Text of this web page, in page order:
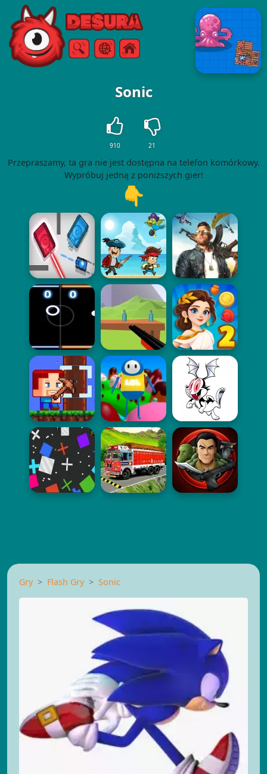
Free Online Games
SzukajMenu
Sonic
910 21
Przepraszamy, ta gra nie jest dostępna na telefon komórkowy.
Wypróbuj jedną z poniższych gier!
👇
Gry Flash Gry Sonic